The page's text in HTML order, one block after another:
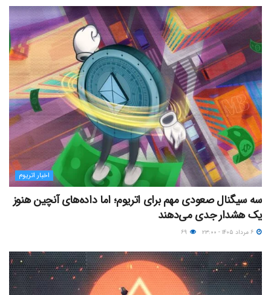
اخبار اتریوم
سه سیگنال صعودی مهم برای اتریوم؛ اما داده‌های آنچین هنوز
یک هشدار جدی می‌دهند